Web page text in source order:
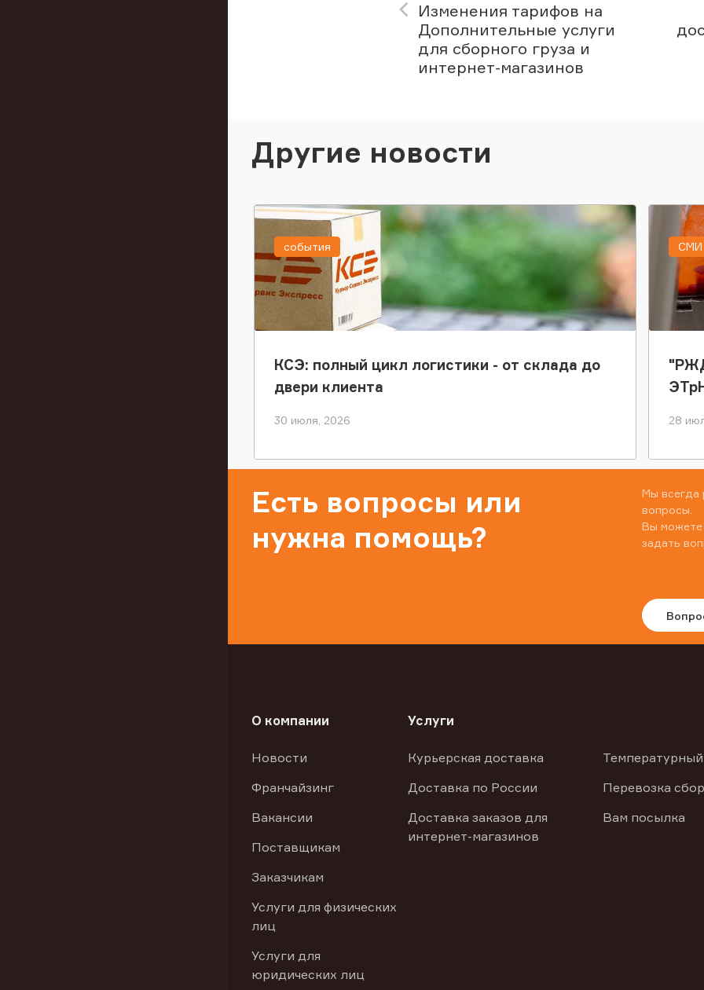
Изменения тарифов на
Дополнительные услуги
для сборного груза и
интернет-магазинов
Другие новости
КСЭ: полный цикл логистики - от склада до
двери клиента
30 июля, 2026
события
28
СМИ
Есть вопросы или
нужна помощь?
Мы всегда
вопросы.
Вы можете
задать
О компании
Новости
Франчайзинг
Вакансии
Поставщикам
Заказчикам
Услуги для физических
лиц
Услуги для
юридических лиц
Услуги
Курьерская доставка
Доставка по России
Доставка заказов для
интернет-магазинов
Перевозка
Вам посылка